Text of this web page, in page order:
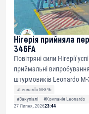
Нігерія прийняла
346FA
Повітряні сили Нігерії
приймальні
штурмовиків Leonardo
#Leonardo M-346
#Закупівлі
#Компанія Leonardo
27 Липня, 202623:44